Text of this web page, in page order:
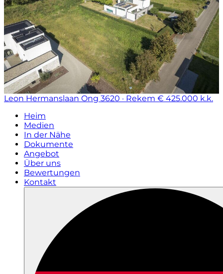
Leon Hermanslaan Ong 3620 · Rekem € 425.000 k.k.
Heim
Medien
In der Nähe
Dokumente
Angebot
Über uns
Bewertungen
Kontakt